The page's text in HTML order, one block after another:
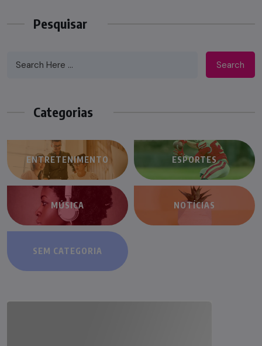
Pesquisar
Search
Categorias
ENTRETENIMENTO ESPORTES
MÚSICA NOTÍCIAS
SEM CATEGORIA